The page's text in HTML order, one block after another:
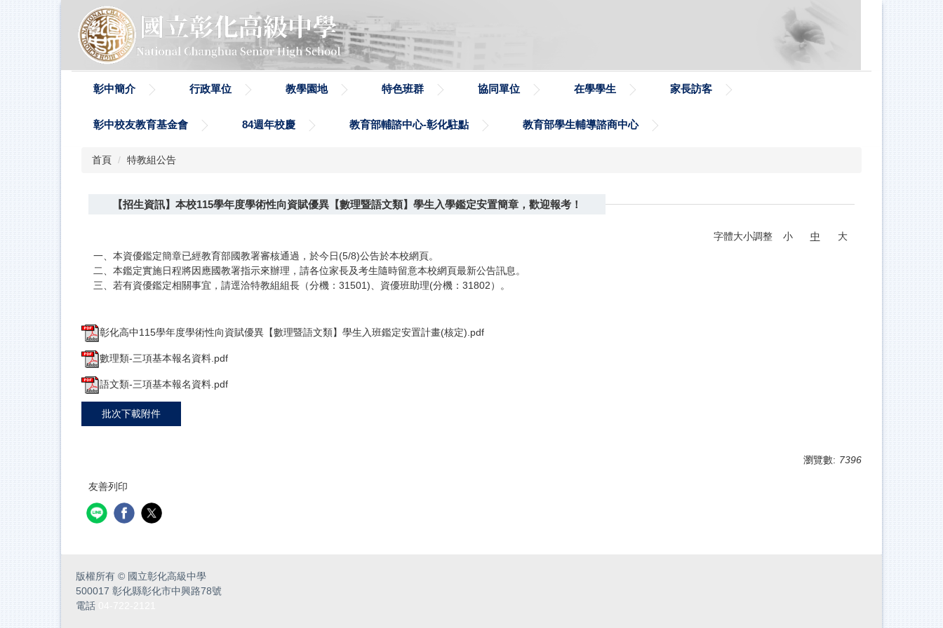
彰中簡介 行政單位 教學園地 特色班群 協同單位 在學學生 家長訪客
彰中校友教育基金會 84週年校慶 教育部輔諮中心-彰化駐點 教育部學生輔導諮商中心
首頁 特教組公告
【招生資訊】本校115學年度學術性向資賦優異【數理暨語文類】學生入學鑑定安置簡章，歡迎報考！
字體大小調整 小 中
大
一、本資優鑑定簡章已經教育部國教署審核通過，於今日(5/8)公告於本校網頁。
二、本鑑定實施日程將因應國教署指示來辦理，請各位家長及考生隨時留意本校網頁最新公告訊息。
三、若有資優鑑定相關事宜，請逕洽特教組組長（分機：31501)、資優班助理(分機：31802）。
彰化高中115學年度學術性向資賦優異【數理暨語文類】學生入班鑑定安置計畫(核定).pdf
數理類-三項基本報名資料.pdf
語文類-三項基本報名資料.pdf
批次下載附件
瀏覽數: 7396
友善列印
版權所有 © 國立彰化高級中學
500017 彰化縣彰化市中興路78號
電話